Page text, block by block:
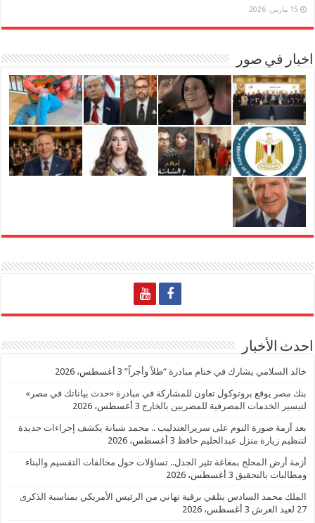
15 مارس، 2026
اخبار في صور
احدث الأخبار
خالد السلامي يشارك في ختام مبادرة “ظلاً وأجراً” 3 أغسطس، 2026
بنك مصر يوقع بروتوكول تعاون للمشاركة في مبادرة «حدث بياناتك في مصر»
لتيسير الخدمات المصرفية للمصريين بالخارج 3 أغسطس، 2026
بعد أزمة صورة النوم على سريرالعندليب .. محمد شبانة يكشف إجراءات جديدة
لتنظيم زيارة منزل عبدالحليم حافظ 3 أغسطس، 2026
أزمة أرض المحلج بمغاغة تثير الجدل.. تساؤلات حول مخالفات التقسيم والبناء
ومطالبات بالتحقيق 3 أغسطس، 2026
الملك محمد السادس يتلقي برقية تهاني من الرئيس الأمريكي بمناسبة الذكرى
27 لعيد العرش
3 أغسطس، 2026